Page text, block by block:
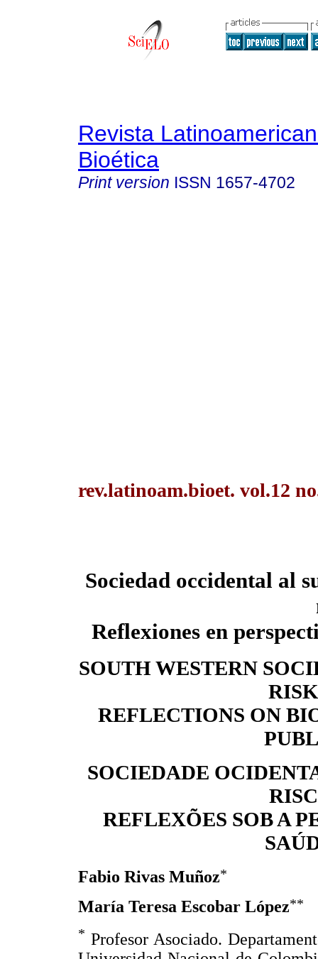
Revista
Bioética
Print version ISSN 1657-4702
rev.latinoam.bioet. vol.12
Sociedad occidental al
Reflexiones en
SOUTH WESTERN
REFLECTIONS ON
SOCIEDADE
REFLEXÕES SOB A
Fabio Rivas Muñoz*
María Teresa Escobar López**
* Profesor Asociado.